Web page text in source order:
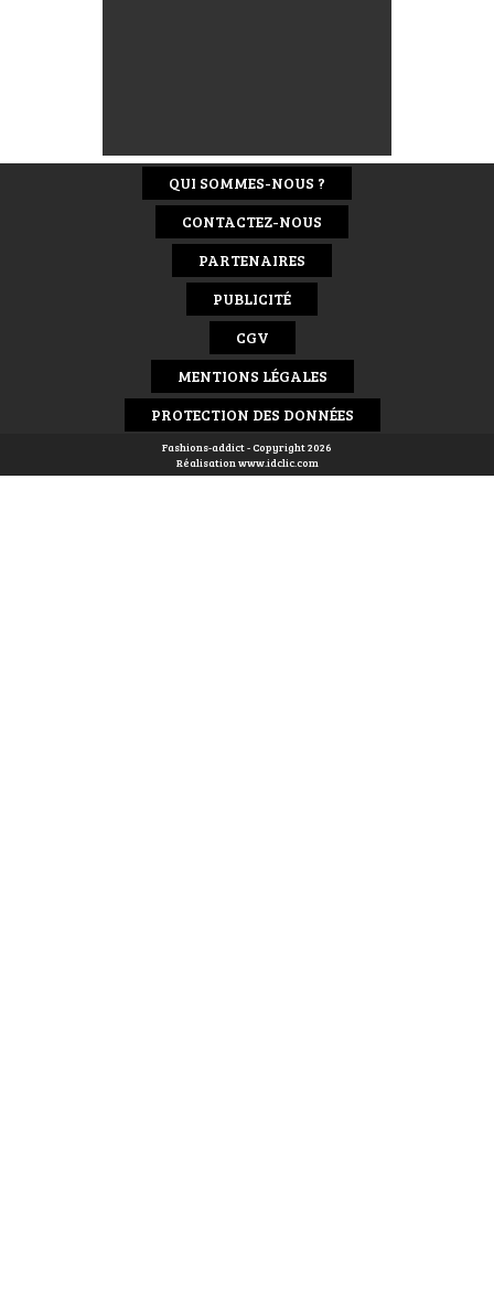
QUI SOMMES-NOUS ?
CONTACTEZ-NOUS
PARTENAIRES
PUBLICITÉ
CGV
MENTIONS LÉGALES
PROTECTION DES DONNÉES
Fashions-addict - Copyright 2026
Réalisationwww.idclic.com